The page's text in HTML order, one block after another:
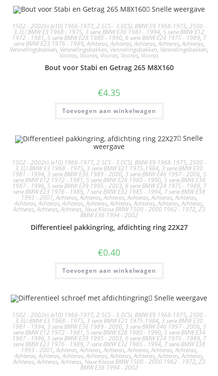
Snelle weergave
1502 - 2002tii (e10) 1966-1977, 2.5CS - 3.0CSL BMW E9 1968-1975, 2500 -
3.3LI BMW E3 1968 - 1975, 3 serie BMW E30 1981 - 1994, 5 serie BMW E12
1972 - 1981, 5 serie BMW E28 1980 - 1990, 6 serie BMW E24 1975 - 1989, 7
serie BMW E23 1976 - 1989,Achteras,Achteras,Achteras,Achteras,Achteras,
Versnellingsbakken, Versnellingsbakken, Versnellingsbakken, Versnellingsbakken,
Vooras, Vooras, Vooras, Vooras, Vooras
Bout voor Stabi en Getrag 265 M8X160
€4.35
Toevoegen aan winkelwagen
Snelle
weergave
1502 - 2002tii (e10) 1966-1977, 2.5CS - 3.0CSL BMW E9 1968-1975, 2500 -
3.3LI BMW E3 1968 - 1975, 3 serie BMW E21 1975-1984, 3 serie BMW E30
1981 - 1994, 3 serie BMW E36 1989 - 2000, 3 serie BMW E46 1997 - 2006, 5
serie BMW E12 1972 - 1981, 5 serie BMW E28 1980 - 1990, 5 serie BMW E34
1987 - 1996, 5 serie BMW E39 1995 - 2003, 6 serie BMW E24 1975 - 1989, 7
serie BMW E23 1976 - 1989, 7 serie BMW E32 1985 - 1994, 7 serie BMW E38
1993 - 2001,Achteras,Achteras,Achteras,Achteras,Achteras,Achteras,
Achteras,Achteras,Achteras,Achteras,Achteras,Achteras,Achteras,Achteras,
Achteras,Achteras,Achteras,Neue Klasse BMW 1500 - 2000 1962 - 1972, Z3
BMW E36 1994 - 2002
Differentieel pakkingring, afdichting ring 22X27
€0.40
Toevoegen aan winkelwagen
Snelle weergave
1502 - 2002tii (e10) 1966-1977, 2.5CS - 3.0CSL BMW E9 1968-1975, 2500 -
3.3LI BMW E3 1968 - 1975, 3 serie BMW E21 1975-1984, 3 serie BMW E30
1981 - 1994, 3 serie BMW E36 1989 - 2000, 3 serie BMW E46 1997 - 2006, 5
serie BMW E12 1972 - 1981, 5 serie BMW E28 1980 - 1990, 5 serie BMW E34
1987 - 1996, 5 serie BMW E39 1995 - 2003, 6 serie BMW E24 1975 - 1989, 7
serie BMW E23 1976 - 1989, 7 serie BMW E32 1985 - 1994, 7 serie BMW E38
1993 - 2001,Achteras,Achteras,Achteras,Achteras,Achteras,Achteras,
Achteras,Achteras,Achteras,Achteras,Achteras,Achteras,Achteras,Achteras,
Achteras,Achteras,Achteras,Neue Klasse BMW 1500 - 2000 1962 - 1972, Z3
BMW E36 1994 - 2002